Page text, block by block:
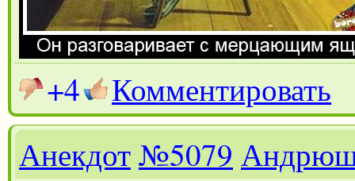
+4
Комментировать
Анекдот№5079